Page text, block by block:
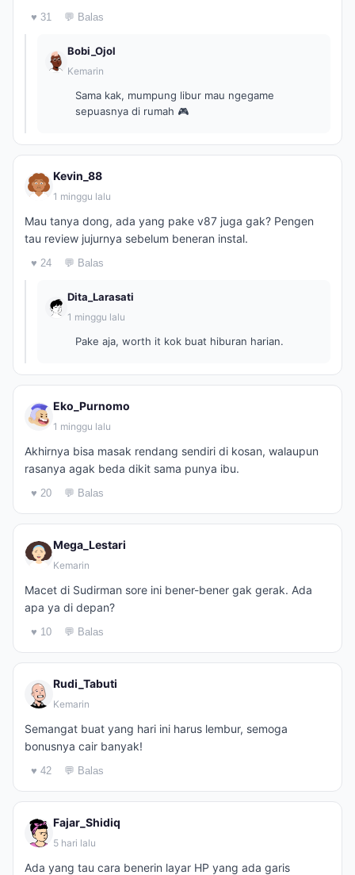
♥ 31 💬 Balas
Bobi_Ojol
Kemarin
Sama kak, mumpung libur mau ngegame
sepuasnya di rumah 🎮
Kevin_88
1 minggu lalu
Mau tanya dong, ada yang pake v87 juga gak? Pengen
tau review jujurnya sebelum beneran instal.
♥ 24 💬 Balas
Dita_Larasati
1 minggu lalu
Pake aja, worth it kok buat hiburan harian.
Eko_Purnomo
1 minggu lalu
Akhirnya bisa masak rendang sendiri di kosan, walaupun
rasanya agak beda dikit sama punya ibu.
♥ 20 💬 Balas
Mega_Lestari
Kemarin
Macet di Sudirman sore ini bener-bener gak gerak. Ada
apa ya di depan?
♥ 10 💬 Balas
Rudi_Tabuti
Kemarin
Semangat buat yang hari ini harus lembur, semoga
bonusnya cair banyak!
♥ 42 💬 Balas
Fajar_Shidiq
5 hari lalu
Ada yang tau cara benerin layar HP yang ada garis